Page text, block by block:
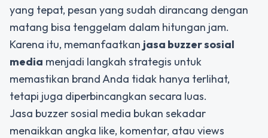
yang tepat, pesan yang sudah dirancang dengan
matang bisa tenggelam dalam hitungan jam.
Karena itu, memanfaatkan jasa buzzer sosial
media menjadi langkah strategis untuk
memastikan brand Anda tidak hanya terlihat,
tetapi juga diperbincangkan secara luas.
Jasa buzzer sosial media bukan sekadar
menaikkan angka like, komentar, atau views